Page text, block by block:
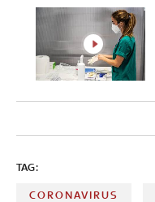
TAG:
CORONAVIRUS